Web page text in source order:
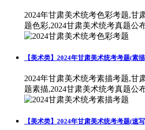
2024年甘肃美术统考色彩考题,甘
题色彩,2024甘肃美术统考真题公布
【美术类】2024年甘肃美术统考考题(素
2024年甘肃美术统考素描考题,甘
题素描,2024甘肃美术统考真题公布
【美术类】2024年甘肃美术统考考题(速